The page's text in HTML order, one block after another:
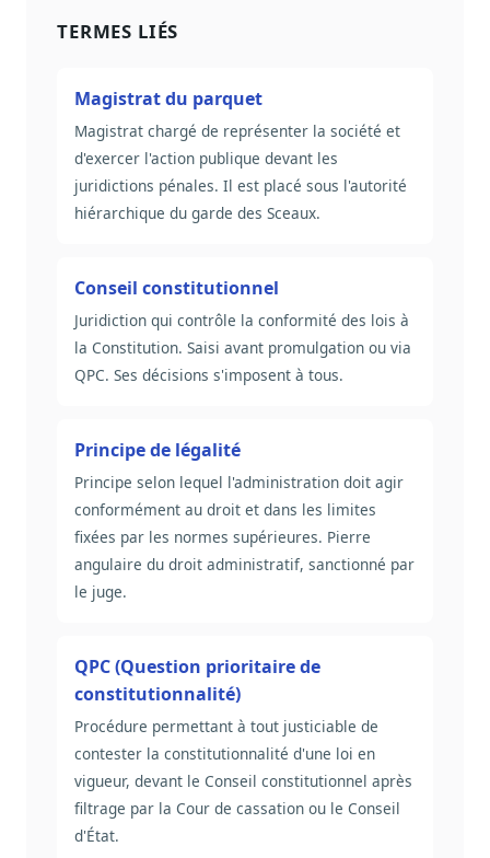
TERMES LIÉS
Magistrat du parquet
Magistrat chargé de représenter la société et
d'exercer l'action publique devant les
juridictions pénales. Il est placé sous l'autorité
hiérarchique du garde des Sceaux.
Conseil constitutionnel
Juridiction qui contrôle la conformité des lois à
la Constitution. Saisi avant promulgation ou via
QPC. Ses décisions s'imposent à tous.
Principe de légalité
Principe selon lequel l'administration doit agir
conformément au droit et dans les limites
fixées par les normes supérieures. Pierre
angulaire du droit administratif, sanctionné par
le juge.
QPC (Question prioritaire de
constitutionnalité)
Procédure permettant à tout justiciable de
contester la constitutionnalité d'une loi en
vigueur, devant le Conseil constitutionnel après
filtrage par la Cour de cassation ou le Conseil
d'État.